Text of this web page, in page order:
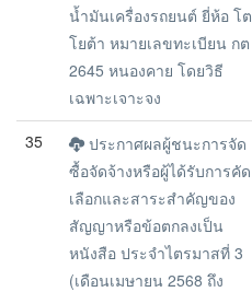
น้ำมันเครื่องรถยนต์ ยี่ห้อ โต
โยต้า หมายเลขทะเบียน กต
2645 หนองคาย โดยวิธี
เฉพาะเจาะจง
35
ประกาศผลผู้ชนะการจัด
ซื้อจัดจ้างหรือผู้ได้รับการคัด
เลือกและสาระสำคัญของ
สัญญาหรือข้อตกลงเป็น
หนังสือ ประจำไตรมาสที่ 3
(เดือนเมษายน 2568 ถึง